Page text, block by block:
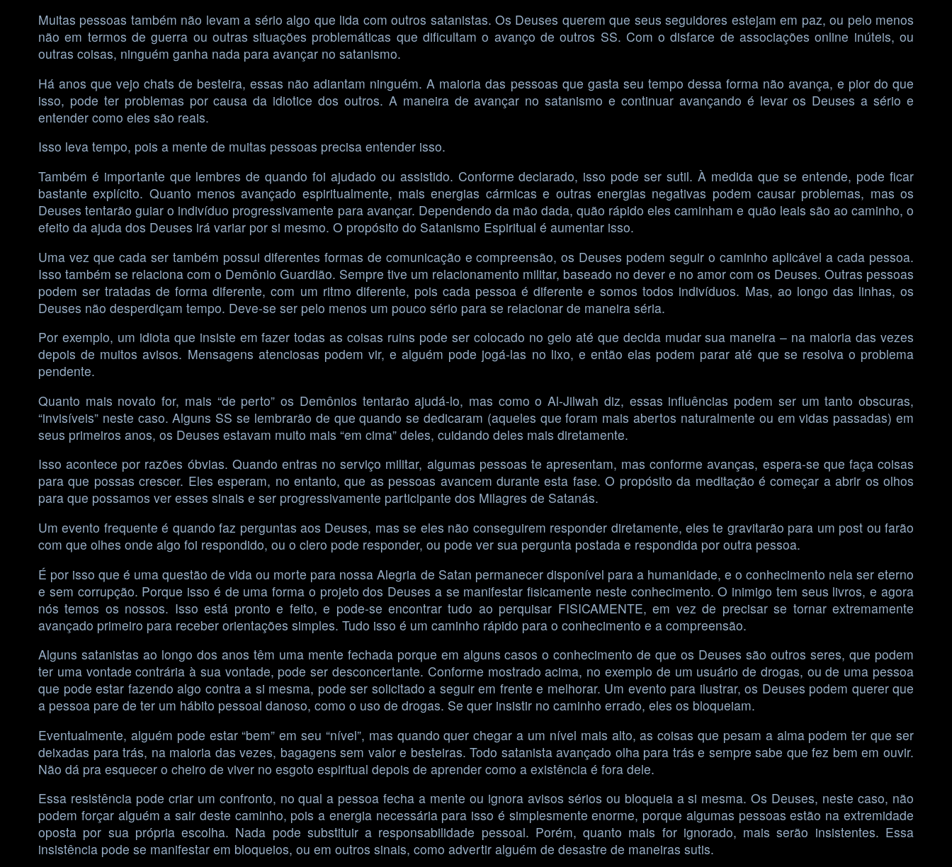
Muitas pessoas também não levam a sério algo que lida com outros satanistas. Os Deuses querem que seus seguidores estejam em paz, ou pelo menos
não em termos de guerra ou outras situações problemáticas que dificultam o avanço de outros SS. Com o disfarce de associações online inúteis, ou
outras coisas, ninguém ganha nada para avançar no satanismo.
Há anos que vejo chats de besteira, essas não adiantam ninguém. A maioria das pessoas que gasta seu tempo dessa forma não avança, e pior do que
isso, pode ter problemas por causa da idiotice dos outros. A maneira de avançar no satanismo e continuar avançando é levar os Deuses a sério e
entender como eles são reais.
Isso leva tempo, pois a mente de muitas pessoas precisa entender isso.
Também é importante que lembres de quando foi ajudado ou assistido. Conforme declarado, isso pode ser sutil. À medida que se entende, pode ficar
bastante explícito. Quanto menos avançado espiritualmente, mais energias cármicas e outras energias negativas podem causar problemas, mas os
Deuses tentarão guiar o indivíduo progressivamente para avançar. Dependendo da mão dada, quão rápido eles caminham e quão leais são ao caminho, o
efeito da ajuda dos Deuses irá variar por si mesmo. O propósito do Satanismo Espiritual é aumentar isso.
Uma vez que cada ser também possui diferentes formas de comunicação e compreensão, os Deuses podem seguir o caminho aplicável a cada pessoa.
Isso também se relaciona com o Demônio Guardião. Sempre tive um relacionamento militar, baseado no dever e no amor com os Deuses. Outras pessoas
podem ser tratadas de forma diferente, com um ritmo diferente, pois cada pessoa é diferente e somos todos indivíduos. Mas, ao longo das linhas, os
Deuses não desperdiçam tempo. Deve-se ser pelo menos um pouco sério para se relacionar de maneira séria.
Por exemplo, um idiota que insiste em fazer todas as coisas ruins pode ser colocado no gelo até que decida mudar sua maneira – na maioria das vezes
depois de muitos avisos. Mensagens atenciosas podem vir, e alguém pode jogá-las no lixo, e então elas podem parar até que se resolva o problema
pendente.
Quanto mais novato for, mais “de perto” os Demônios tentarão ajudá-lo, mas como o Al-Jilwah diz, essas influências podem ser um tanto obscuras,
“invisíveis” neste caso. Alguns SS se lembrarão de que quando se dedicaram (aqueles que foram mais abertos naturalmente ou em vidas passadas) em
seus primeiros anos, os Deuses estavam muito mais “em cima” deles, cuidando deles mais diretamente.
Isso acontece por razões óbvias. Quando entras no serviço militar, algumas pessoas te apresentam, mas conforme avanças, espera-se que faça coisas
para que possas crescer. Eles esperam, no entanto, que as pessoas avancem durante esta fase. O propósito da meditação é começar a abrir os olhos
para que possamos ver esses sinais e ser progressivamente participante dos Milagres de Satanás.
Um evento frequente é quando faz perguntas aos Deuses, mas se eles não conseguirem responder diretamente, eles te gravitarão para um post ou farão
com que olhes onde algo foi respondido, ou o clero pode responder, ou pode ver sua pergunta postada e respondida por outra pessoa.
É por isso que é uma questão de vida ou morte para nossa Alegria de Satan permanecer disponível para a humanidade, e o conhecimento nela ser eterno
e sem corrupção. Porque isso é de uma forma o projeto dos Deuses a se manifestar fisicamente neste conhecimento. O inimigo tem seus livros, e agora
nós temos os nossos. Isso está pronto e feito, e pode-se encontrar tudo ao perquisar FISICAMENTE, em vez de precisar se tornar extremamente
avançado primeiro para receber orientações simples. Tudo isso é um caminho rápido para o conhecimento e a compreensão.
Alguns satanistas ao longo dos anos têm uma mente fechada porque em alguns casos o conhecimento de que os Deuses são outros seres, que podem
ter uma vontade contrária à sua vontade, pode ser desconcertante. Conforme mostrado acima, no exemplo de um usuário de drogas, ou de uma pessoa
que pode estar fazendo algo contra a si mesma, pode ser solicitado a seguir em frente e melhorar. Um evento para ilustrar, os Deuses podem querer que
a pessoa pare de ter um hábito pessoal danoso, como o uso de drogas. Se quer insistir no caminho errado, eles os bloqueiam.
Eventualmente, alguém pode estar “bem” em seu “nível”, mas quando quer chegar a um nível mais alto, as coisas que pesam a alma podem ter que ser
deixadas para trás, na maioria das vezes, bagagens sem valor e besteiras. Todo satanista avançado olha para trás e sempre sabe que fez bem em ouvir.
Não dá pra esquecer o cheiro de viver no esgoto espiritual depois de aprender como a existência é fora dele.
Essa resistência pode criar um confronto, no qual a pessoa fecha a mente ou ignora avisos sérios ou bloqueia a si mesma. Os Deuses, neste caso, não
podem forçar alguém a sair deste caminho, pois a energia necessária para isso é simplesmente enorme, porque algumas pessoas estão na extremidade
oposta por sua própria escolha. Nada pode substituir a responsabilidade pessoal. Porém, quanto mais for ignorado, mais serão insistentes. Essa
insistência pode se manifestar em bloqueios, ou em outros sinais, como advertir alguém de desastre de maneiras sutis.